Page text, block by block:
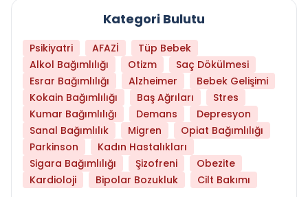
Kategori Bulutu
Psikiyatri AFAZİ
Tüp Bebek
Alkol Bağımlılığı
Otizm
Saç Dökülmesi
Esrar Bağımlılığı
Alzheimer
Bebek Gelişimi
Kokain Bağımlılığı
Baş Ağrıları
Stres
Kumar Bağımlılığı
Demans
Depresyon
Sanal Bağımlılık
Migren
Opiat Bağımlılığı
Parkinson
Kadın Hastalıkları
Sigara Bağımlılığı
Şizofreni
Obezite
Kardioloji
Bipolar Bozukluk Cilt Bakımı